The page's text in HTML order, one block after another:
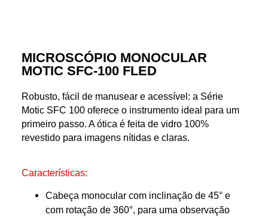
MICROSCÓPIO MONOCULAR
MOTIC SFC-100 FLED
Robusto, fácil de manusear e acessível: a Série
Motic SFC 100 oferece o instrumento ideal para um
primeiro passo. A ótica é feita de vidro 100%
revestido para imagens nítidas e claras.
Características:
Cabeça monocular com inclinação de 45° e
com rotação de 360°, para uma observação